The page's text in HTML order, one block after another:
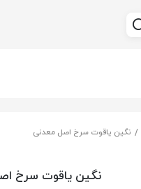
نگین یاقوت سرخ اصل معدنی
نگین یاقوت سرخ